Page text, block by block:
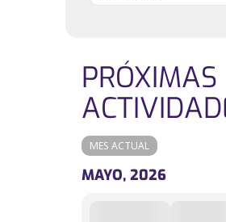
PRÓXIMAS
MES ACTUAL
MAYO, 2026